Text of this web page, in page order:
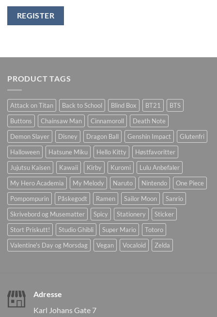
REGISTER
PRODUCT TAGS
Attack on Titan Back to School Blind Box BT21
BTS
Buttons
Chainsaw Man Cinnamoroll
Death Note
Demon Slayer
Disney Dragon Ball Genshin Impact
Glutenfri
Halloween
Hatsune Miku Hello Kitty
Høstfavoritter
Jujutsu Kaisen
Kawaii Kirby Kuromi
Lulu Anbefaler
My Hero Academia
My Melody Naruto Nintendo
One Piece
Pompompurin
Påskegodt Ramen Sailor Moon
Sanrio
Skrivebord og Musematter
Spicy Stationery
Sticker
Stort Priskutt!
Studio Ghibli Super Mario
Totoro
Valentine's Day og Morsdag
Vegan Vocaloid Zelda
Adresse
Karl Johans Gate 7